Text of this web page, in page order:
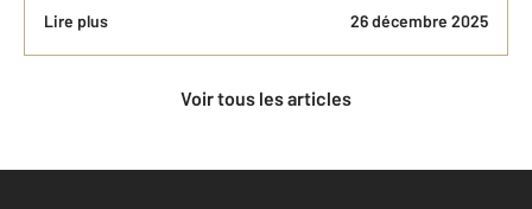
Lire plus 26 décembre 2025
Voir tous les articles